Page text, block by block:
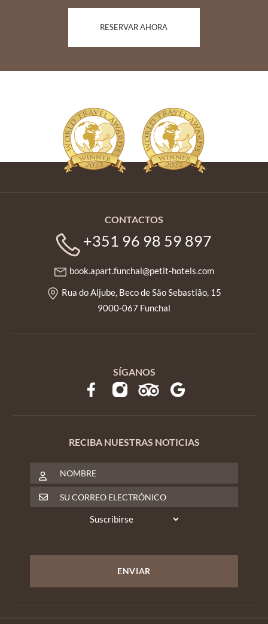
RESERVAR AHORA
CONTACTOS
+351 96 98 59 897
book.apart.funchal@petit-hotels.com
Rua do Aljube, Beco de São Sebastião, 15
9000-067 Funchal
SÍGANOS
RECIBA NUESTRAS NOTICIAS